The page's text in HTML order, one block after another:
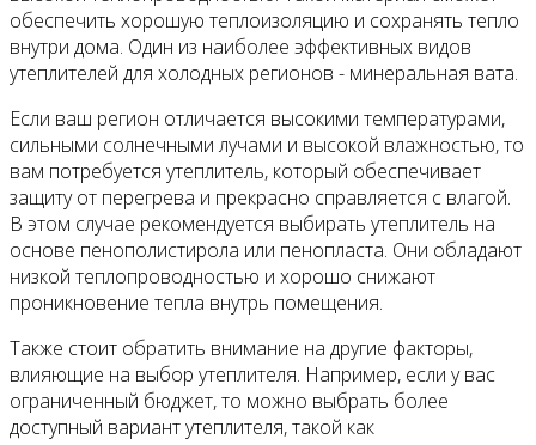
обеспечить хорошую теплоизоляцию и сохранять тепло
внутри дома. Один из наиболее эффективных видов
утеплителей для холодных регионов - минеральная вата.
Если ваш регион отличается высокими температурами,
сильными солнечными лучами и высокой влажностью, то
вам потребуется утеплитель, который обеспечивает
защиту от перегрева и прекрасно справляется с влагой.
В этом случае рекомендуется выбирать утеплитель на
основе пенополистирола или пенопласта. Они обладают
низкой теплопроводностью и хорошо снижают
проникновение тепла внутрь помещения.
Также стоит обратить внимание на другие факторы,
влияющие на выбор утеплителя. Например, если у вас
ограниченный бюджет, то можно выбрать более
доступный вариант утеплителя, такой как